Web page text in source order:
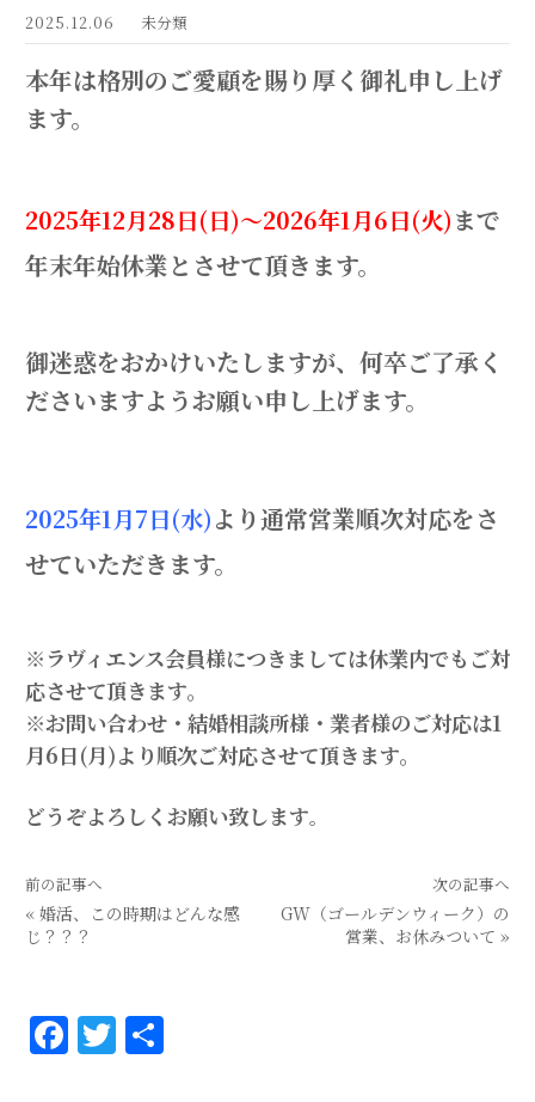
2025.12.06 未分類
本年は格別のご愛顧を賜り厚く御礼申し上げ
ます。
2025年12月28日(日)～2026年1月6日(火)まで
年末年始休業とさせて頂きます。
御迷惑をおかけいたしますが、何卒ご了承く
ださいますようお願い申し上げます。
2025年1月7日(水)より通常営業順次対応をさ
せていただきます。
※ラヴィエンス会員様につきましては休業内でもご対
応させて頂きます。
※お問い合わせ・結婚相談所様・業者様のご対応は1
月6日(月)より順次ご対応させて頂きます。
どうぞよろしくお願い致します。
前の記事へ
« 婚活、この時期はどんな感
じ？？？
次の記事へ
GW（ゴールデンウィーク）の
営業、お休みついて »
F
a
T
w